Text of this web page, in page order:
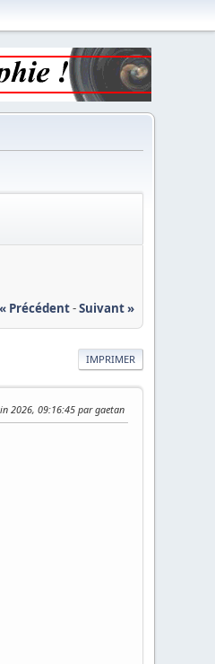
« Précédent-Suivant »
IMPRIMER
2026, 09:16:45 par gaetan